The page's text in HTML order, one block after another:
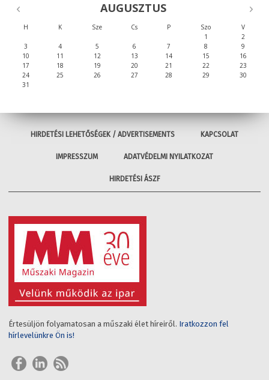
AUGUSZTUS
H K Sze Cs P Szo
V
1
2
3
4 5 6 7 8
9
10
11 12 13 14 15
16
17
18 19 20 21 22
23
24
25 26 27 28 29
30
31
HIRDETÉSI LEHETŐSÉGEK / ADVERTISEMENTS KAPCSOLAT
IMPRESSZUM ADATVÉDELMI NYILATKOZAT
HIRDETÉSI ÁSZF
Értesüljön folyamatosan a műszaki élet híreiről. Iratkozzon fel
hírlevelünkre Ön is!